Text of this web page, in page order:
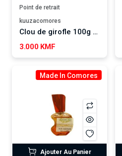
Point de retrait
kuuzacomores
Clou de girofle 100g SALSABIL ART
3.000 KMF
Made In Comores
Ajouter Au Panier